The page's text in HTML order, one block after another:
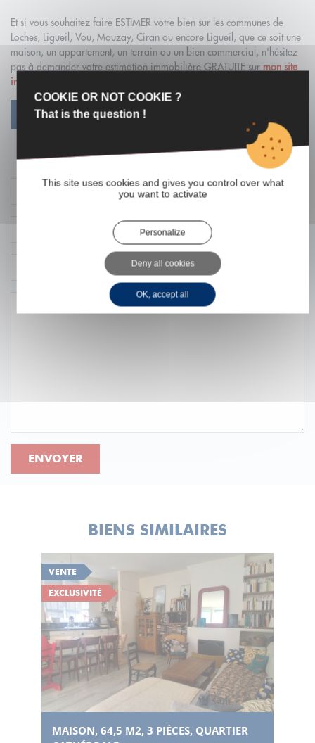
Et si vous souhaitez faire ESTIMER votre bien sur les communes de
Loches, Ligueil, Vou, Mouzay, Ciran ou encore Ligueil, que ce soit une
maison, un appartement, un terrain ou un bien commercial, n'hésitez
pas à demander votre estimation immobilière GRATUITE sur mon site
internet dédié
VOIR PROFIL
Contacter l'agent
ENVOYER
BIENS SIMILAIRES
VENTE
EXCLUSIVITÉ
MAISON, 64,5 M2, 3 PIÈCES, QUARTIER
COOKIE OR NOT COOKIE ?
That is the question !
This site uses cookies and gives you control over what
you want to activate
Personalize
Deny all cookies
OK, accept all